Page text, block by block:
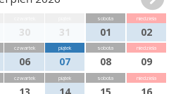
30 31
sobota
01
niedziela
02
czwartek
06
piątek
07
sobota
08
niedziela
09
czwartek piątek sobota niedziela